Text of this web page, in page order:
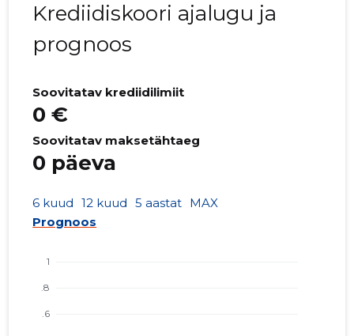
Krediidiskoori ajalugu ja
prognoos
Soovitatav krediidilimiit
0 €
Soovitatav maksetähtaeg
0 päeva
6 kuud 12 kuud 5 aastat MAX
Prognoos